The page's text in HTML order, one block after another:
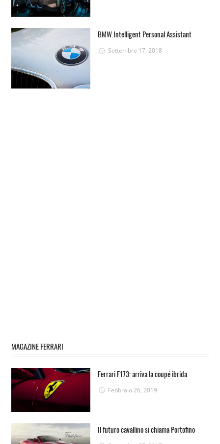
BMW Intelligent Personal Assistant
Settembre 17, 2018
MAGAZINE FERRARI
Ferrari F173: arriva la coupé ibrida
Febbraio 26, 2019
Il futuro cavallino si chiama Portofino